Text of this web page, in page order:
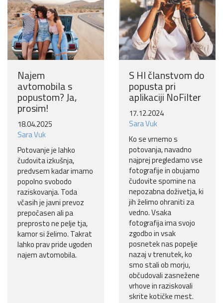
Najem
avtomobila s
popustom? Ja,
prosim!
18.04.2025
Sara Vuk
Potovanje je lahko
čudovita izkušnja,
predvsem kadar imamo
popolno svobodo
raziskovanja. Toda
včasih je javni prevoz
prepočasen ali pa
preprosto ne pelje tja,
kamor si želimo. Takrat
lahko prav pride ugoden
najem avtomobila.
S HI članstvom do
popusta pri
aplikaciji NoFilter
17.12.2024
Sara Vuk
Ko se vrnemo s
potovanja, navadno
najprej pregledamo vse
fotografije in obujamo
čudovite spomine na
nepozabna doživetja, ki
jih želimo ohraniti za
vedno. Vsaka
fotografija ima svojo
zgodbo in vsak
posnetek nas popelje
nazaj v trenutek, ko
smo stali ob morju,
občudovali zasnežene
vrhove in raziskovali
skrite kotičke mest.